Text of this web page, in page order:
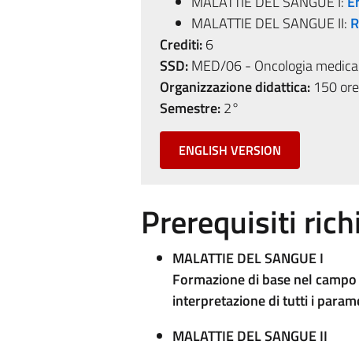
MALATTIE DEL SANGUE II:
Crediti:6
SSD:MED/06 - Oncologia medica
Organizzazione didattica:150
Semestre:2°
ENGLISH VERSION
Prerequisiti
MALATTIE DEL SANGUE I
Formazione di base nel
interpretazione di tutti i
MALATTIE DEL SANGUE II